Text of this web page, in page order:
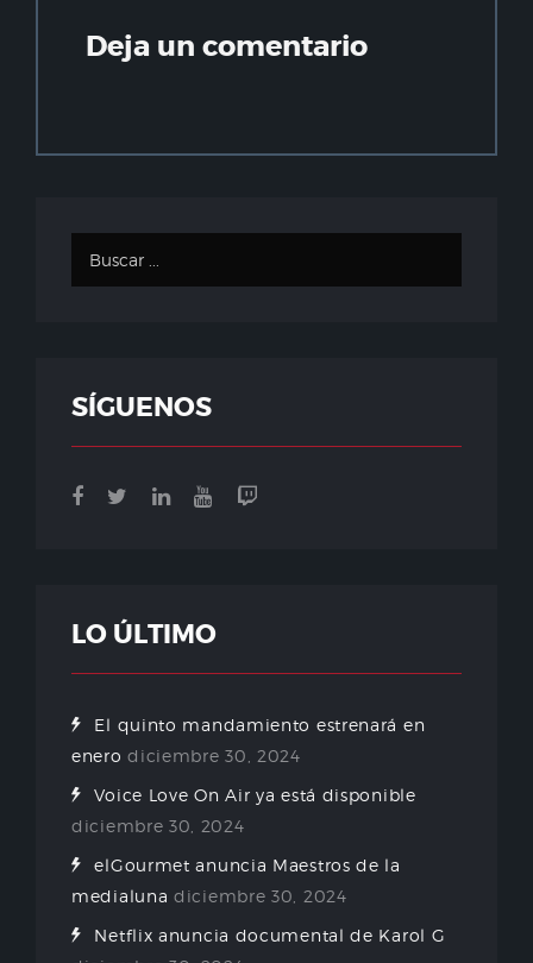
Deja un comentario
SÍGUENOS
LO ÚLTIMO
El quinto mandamiento estrenará en
enero diciembre 30, 2024
Voice Love On Air ya está disponible
diciembre 30, 2024
elGourmet anuncia Maestros de la
medialuna diciembre 30, 2024
Netflix anuncia documental de Karol G